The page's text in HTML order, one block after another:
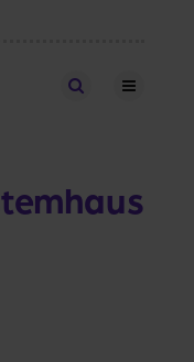
Stellen finden